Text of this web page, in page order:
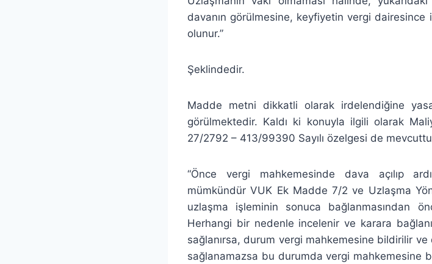
davanın görülmesine, keyfiyetin vergi
olunur.”
Şeklindedir.
Madde metni dikkatli olarak irdelendiğine
görülmektedir. Kaldı ki konuyla ilgili olarak
27/2792 – 413/99390 Sayılı özelgesi de
“Önce vergi mahkemesinde dava açılıp
mümkündür VUK Ek Madde 7/2 ve Uzlaşma
uzlaşma işleminin sonuca bağlanmasından
Herhangi bir nedenle incelenir ve karara
sağlanırsa, durum vergi mahkemesine bildirilir
sağlanamazsa bu durumda vergi mahkemesine